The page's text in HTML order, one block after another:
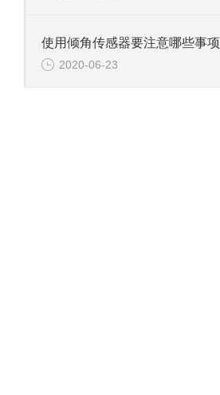
使用倾角传感器要注意哪些事项
2020-06-23